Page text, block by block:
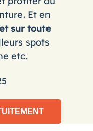
Et en
sur toute
spots
etc.